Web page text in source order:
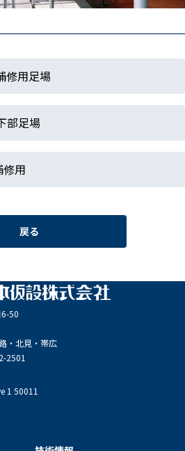
用足場
部足場
用
戻る
50
・北見・帯広
2501
1 50011